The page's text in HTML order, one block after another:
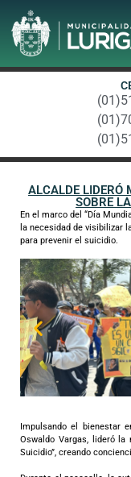
ALCALDE LIDERÓ
SOBRE
En el marco del “Día
la necesidad de visibilizar
para prevenir el suicidio.
Impulsando el bienestar
Oswaldo Vargas, lideró la
Suicidio”, creando